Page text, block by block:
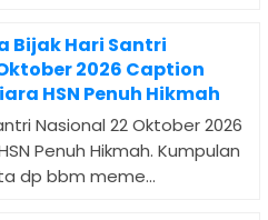
Bijak Hari Santri
2026 Caption
HSN Penuh Hikmah
Nasional 22 Oktober 2026
Penuh Hikmah. Kumpulan
dp bbm meme...